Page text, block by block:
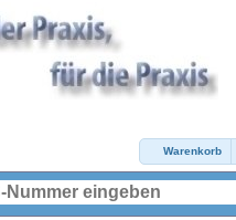
Warenkorb